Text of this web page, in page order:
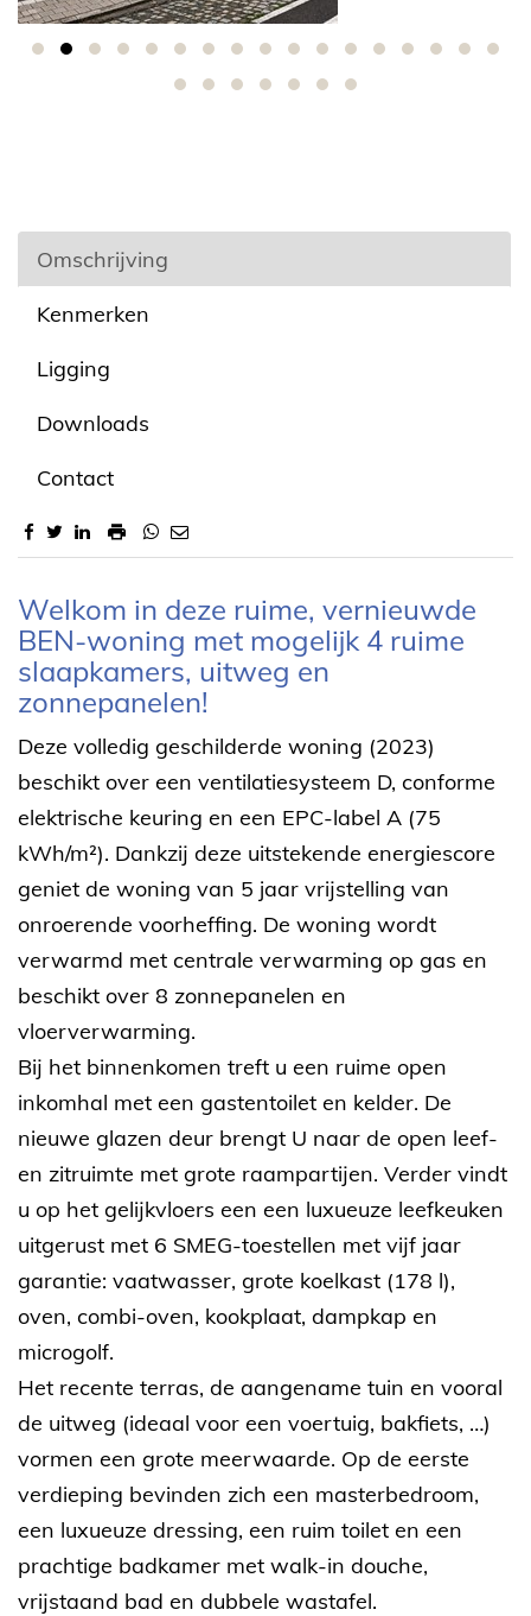
Omschrijving
Kenmerken
Ligging
Downloads
Contact
Omschrijving
Welkom in deze ruime, vernieuwde
BEN-woning met mogelijk 4 ruime
slaapkamers, uitweg en
zonnepanelen!
Deze volledig geschilderde woning (2023)
beschikt over een ventilatiesysteem D, conforme
elektrische keuring en een EPC-label A (75
kWh/m²). Dankzij deze uitstekende energiescore
geniet de woning van 5 jaar vrijstelling van
onroerende voorheffing. De woning wordt
verwarmd met centrale verwarming op gas en
beschikt over 8 zonnepanelen en
vloerverwarming.
Bij het binnenkomen treft u een ruime open
inkomhal met een gastentoilet en kelder. De
nieuwe glazen deur brengt U naar de open leef-
en zitruimte met grote raampartijen. Verder vindt
u op het gelijkvloers een een luxueuze leefkeuken
uitgerust met 6 SMEG-toestellen met vijf jaar
garantie: vaatwasser, grote koelkast (178 l),
oven, combi-oven, kookplaat, dampkap en
microgolf.
Het recente terras, de aangename tuin en vooral
de uitweg (ideaal voor een voertuig, bakfiets, …)
vormen een grote meerwaarde. Op de eerste
verdieping bevinden zich een masterbedroom,
een luxueuze dressing, een ruim toilet en een
prachtige badkamer met walk-in douche,
vrijstaand bad en dubbele wastafel.